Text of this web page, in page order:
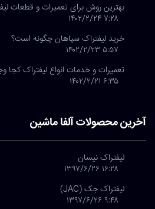
بهترین روش برای تعمیرات و قطعات
۷:۲۸ ۱۴۰۲/۲/۲۴
خرید لیفتراک سپاهان چگونه است؟
۵:۵۷ ۱۴۰۲/۲/۲۳
تعمیرات و خدمات انواع لیفتراک کجا
۶:۳۵ ۱۴۰۲/۲/۲۱
آخرین محصولات آلفا ماشین
لیفتراک نیسان
۱۶:۲۸ ۱۳۹۷/۶/۲۶
لیفتراک جک (JAC)
۹:۴۸ ۱۳۹۷/۶/۲۶